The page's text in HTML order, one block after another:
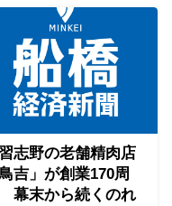
志野の老舗精肉店
鳥吉」が創業170周
幕末から続くのれ